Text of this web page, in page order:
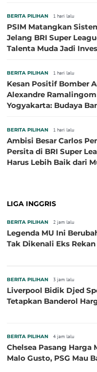
BERITA PILIHAN 1 hari lalu
PSIM Matangkan
Jelang BRI Super
Talenta Muda Jadi
BERITA PILIHAN 1 hari lalu
Kesan Positif Bomber
Alexandre Ramalingom
Yogyakarta: Budaya
BERITA PILIHAN 1 hari lalu
Ambisi Besar Carlos
Persita di BRI Super
Harus Lebih Baik dari
LIGA INGGRIS
BERITA PILIHAN 2 jam lalu
Legenda MU Ini
Tak Dikenali Eks
BERITA PILIHAN 3 jam lalu
Liverpool Bidik Djed
Tetapkan Banderol
BERITA PILIHAN 4 jam lalu
Chelsea Pasang Harga
Malo Gusto, PSG Mau